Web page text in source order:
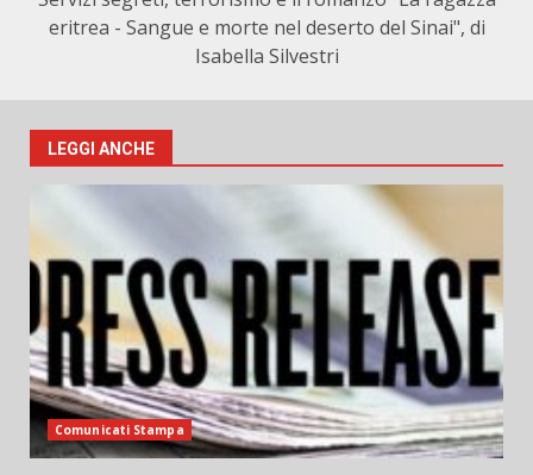
eritrea - Sangue e morte nel deserto del Sinai", di
Isabella Silvestri
LEGGI ANCHE
Comunicati Stampa